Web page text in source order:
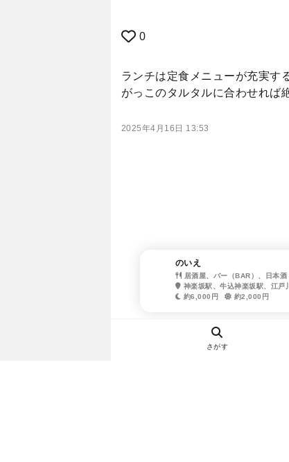
0
ランチは定食メニューが充実す
がっこのタルタルに合わせれば
2025年4月16日 13:53
のいえ
居酒屋、バー（BAR）、日本酒
神楽坂駅、牛込神楽坂駅、江戸
約6,000円
約2,000円
さがす